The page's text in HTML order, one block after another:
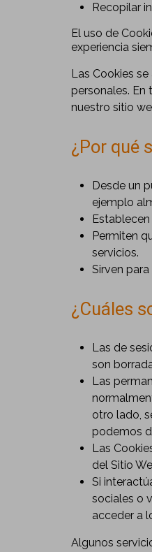
Recopilar
El uso de
experiencia
Las Cookies
personales.
nuestro sitio
¿Por qué
Desde un
ejemplo
Permiten
servicios.
Sirven
¿Cuáles
Las de
son
Las
otro lado,
podemos
Las
del Sitio
Si
sociales o
acceder a
Algunos